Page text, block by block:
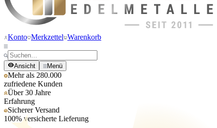
Konto Merkzettel Warenkorb
Ansicht Menü
Mehr als 280.000
zufriedene Kunden
Über 30 Jahre
Erfahrung
Sicherer Versand
100% versicherte Lieferung